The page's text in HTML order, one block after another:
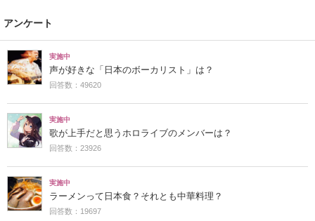
アンケート
実施中
声が好きな「日本のボーカリスト」は？
回答数：49620
実施中
歌が上手だと思うホロライブのメンバーは？
回答数：23926
実施中
ラーメンって日本食？それとも中華料理？
回答数：19697